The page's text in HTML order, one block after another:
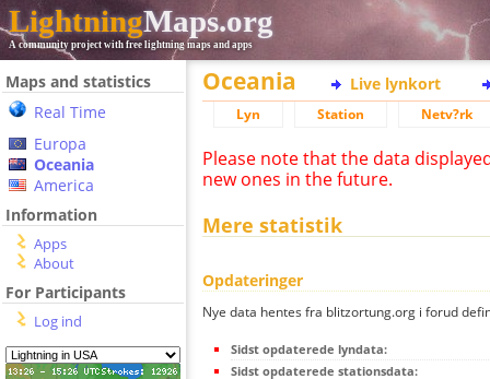
LightningMaps.org
A community project with free lightning maps and apps
Maps and statistics
Real Time
Europa
Oceania
America
Information
Apps
About
For Participants
Log ind
Oceania Live lynkort
Lyn Station Netv?rk
Please note that the data
new ones in the future.
Mere statistik
Opdateringer
Nye data hentes fra blitzortung.org i forud
Sidst opdaterede lyndata:
Sidst opdaterede stationsdata: